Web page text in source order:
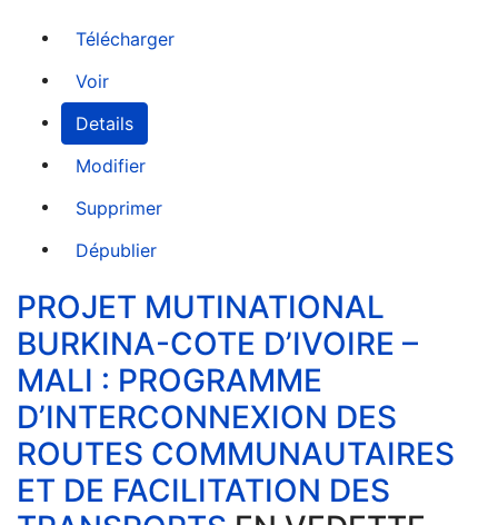
Télécharger
Voir
Details
Modifier
Supprimer
Dépublier
PROJET MUTINATIONAL
BURKINA-COTE D’IVOIRE –
MALI : PROGRAMME
D’INTERCONNEXION DES
ROUTES COMMUNAUTAIRES
ET DE FACILITATION DES